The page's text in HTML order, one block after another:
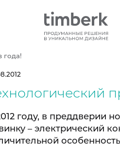
года!
году, в преддверии
– электрический